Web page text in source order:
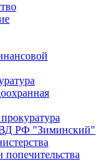
РФ "Зиминский"
попечительства